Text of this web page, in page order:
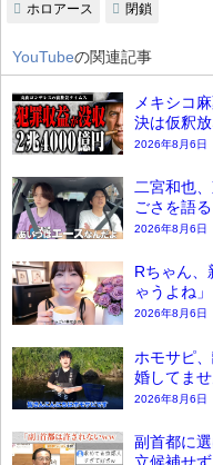
ホロアース 閉鎖
YouTubeの関連記事
メキシコ
決は仮釈
2026年8月6日
二宮和也
ごさを語
2026年8月6日
Rちゃん、
ゃうよね」
2026年8月6日
ホモサピ
婚してませ
2026年8月6日
副首都に